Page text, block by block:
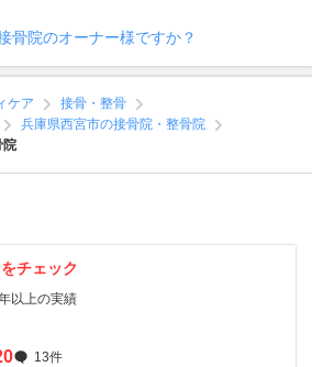
骨院のオーナー様ですか？
ケア
接骨・整骨
兵庫県西宮市の接骨院・整骨院
院
チェック
以上の実績
13件